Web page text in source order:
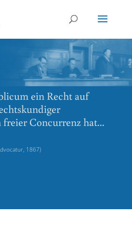
ein Recht auf
Concurrenz hat...
1867)